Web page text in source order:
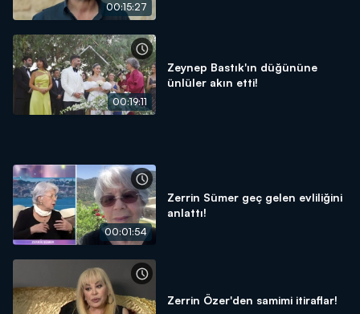
00:15:27
00:19:11
Zeynep Bastık'ın düğününe
ünlüler akın etti!
00:01:54
Zerrin Sümer geç gelen evliliğini
anlattı!
Zerrin Özer'den samimi itiraflar!